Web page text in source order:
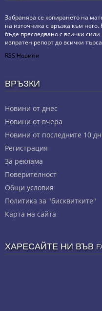
Забранява се копирането на
на източника с връзка към
бъде преследвано с всички
изпратен репорт до всички
RSS Новини
ВРЪЗКИ
Новини от днес
Новини от вчера
Новини от последните 10
Регистрация
За реклама
Πoвepитeлнocт
Общи условия
Политика за "бисквитките"
Карта на сайта
ХАРЕСАЙТЕ НИ ВЪВ